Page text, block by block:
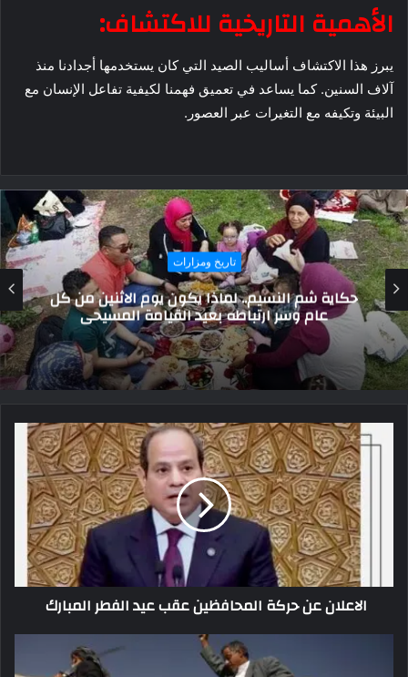
الأهمية التاريخية للاكتشاف:
يبرز هذا الاكتشاف أساليب الصيد التي كان يستخدمها أجدادنا منذ
آلاف السنين. كما يساعد في تعميق فهمنا لكيفية تفاعل الإنسان مع
البيئة وتكيفه مع التغيرات عبر العصور.
تاريخ ومزارات
بلباي المجنون من العرش إلى السجن.. حكاية
سلطان لم يرغب في السلطنة وانتهت حياته
بالطاعون
الاعلان عن حركة المحافظين عقب عيد الفطر المبارك